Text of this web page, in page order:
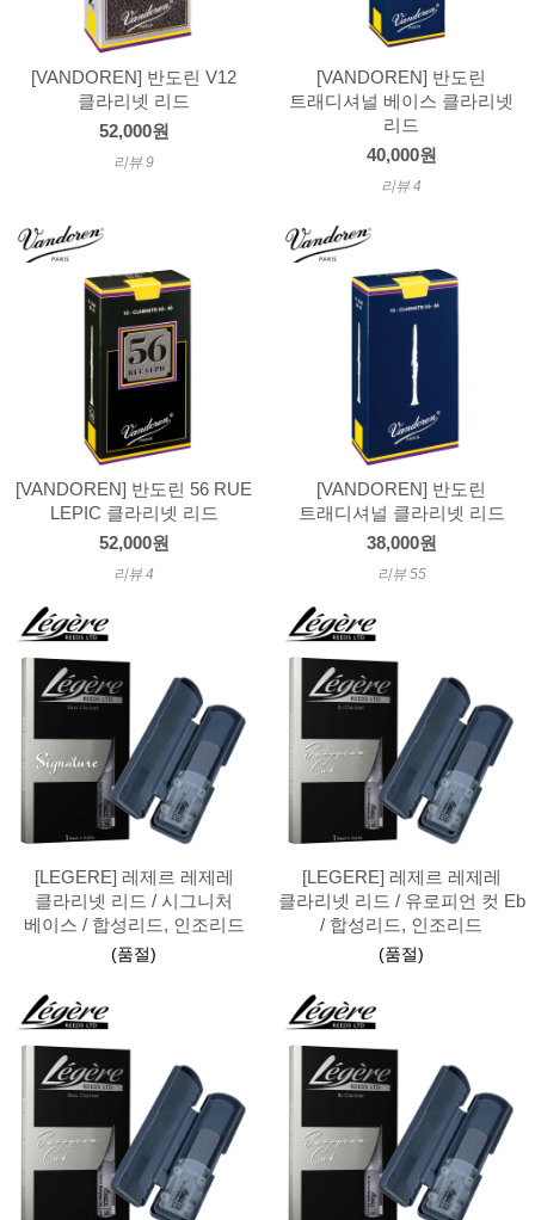
[VANDOREN] 반도린 V12
클라리넷 리드
52,000원
리뷰 9
[VANDOREN] 반도린
트래디셔널 베이스 클라리넷
리드
40,000원
리뷰 4
[VANDOREN] 반도린 56 RUE
LEPIC 클라리넷 리드
52,000원
리뷰 4
[VANDOREN] 반도린
트래디셔널 클라리넷 리드
38,000원
리뷰 55
[LEGERE] 레제르 레제레
클라리넷 리드 / 시그니처
베이스 / 합성리드, 인조리드
(품절)
[LEGERE] 레제르 레제레
클라리넷 리드 / 유로피언 컷 Eb
/ 합성리드, 인조리드
(품절)